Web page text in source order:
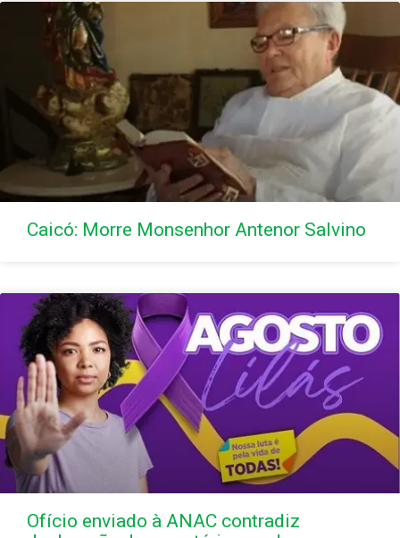
Caicó: Morre Monsenhor Antenor Salvino
Ofício enviado à ANAC contradiz